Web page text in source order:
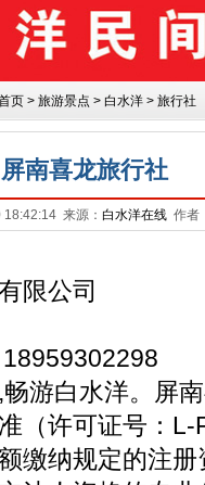
页 > 旅游景点 > 白水洋 > 旅行社
屏南喜龙旅行社
来源： 白水洋在线作者
限公司
游白水洋。屏
（许可证号：
缴纳规定的注